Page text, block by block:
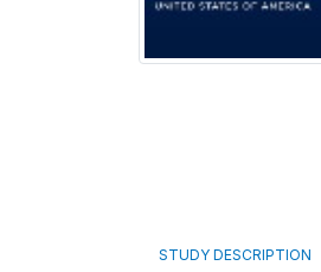
STUDY DESCRIPTION